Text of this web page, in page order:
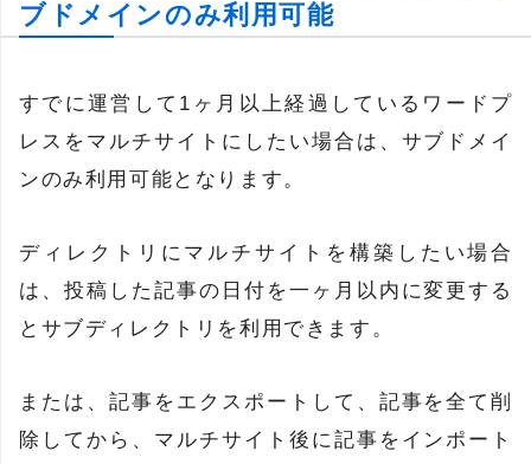
ブドメインのみ利用可能
すでに運営して1ヶ月以上経過しているワードプ
レスをマルチサイトにしたい場合は、サブドメイ
ンのみ利用可能となります。
ディレクトリにマルチサイトを構築したい場合
は、投稿した記事の日付を一ヶ月以内に変更する
とサブディレクトリを利用できます。
または、記事をエクスポートして、記事を全て削
除してから、マルチサイト後に記事をインポート